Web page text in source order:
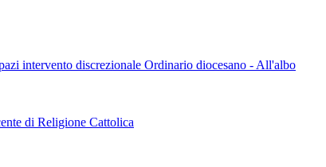
intervento discrezionale Ordinario diocesano - All'albo
di Religione Cattolica